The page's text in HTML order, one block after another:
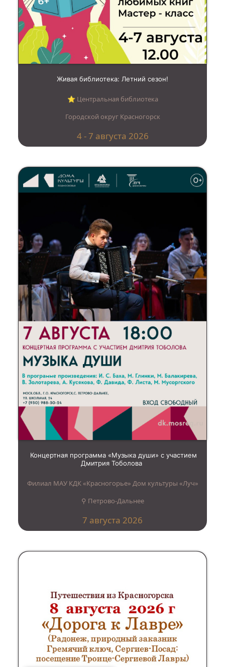
Живая библиотека: Летний сезон!
⭐︎ Центральная библиотека
Городской округ Красногорск
4 - 7 августа 2026
Концертная программа «Музыка души» с участием
Дмитрия Тоболова
Филиал МАУ КДК «Красногорье» Дом культуры «Луч»
⚲ Петрово-Дальнее
7 августа 2026